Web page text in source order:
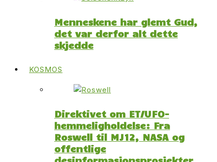
Menneskene har glemt Gud,
det var derfor alt dette
skjedde
KOSMOS
Direktivet om ET/UFO-
hemmeligholdelse: Fra
Roswell til MJ12, NASA og
offentlige